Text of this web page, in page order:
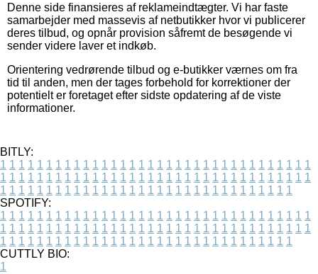
Denne side finansieres af reklameindtægter. Vi har faste
samarbejder med massevis af netbutikker hvor vi publicerer
deres tilbud, og opnår provision såfremt de besøgende vi
sender videre laver et indkøb.
Orientering vedrørende tilbud og e-butikker værnes om fra
tid til anden, men der tages forbehold for korrektioner der
potentielt er foretaget efter sidste opdatering af de viste
informationer.
BITLY:
1 1 1 1 1 1 1 1 1 1 1 1 1 1 1 1 1 1 1 1 1 1 1 1 1 1 1 1 1 1 1 1 1 1
1 1 1 1 1 1 1 1 1 1 1 1 1 1 1 1 1 1 1 1 1 1 1 1 1 1 1 1 1 1 1 1 1 1
1 1 1 1 1 1 1 1 1 1 1 1 1 1 1 1 1 1 1 1 1 1 1 1 1 1 1 1 1 1 1 1
SPOTIFY:
1 1 1 1 1 1 1 1 1 1 1 1 1 1 1 1 1 1 1 1 1 1 1 1 1 1 1 1 1 1 1 1 1 1
1 1 1 1 1 1 1 1 1 1 1 1 1 1 1 1 1 1 1 1 1 1 1 1 1 1 1 1 1 1 1 1 1 1
1 1 1 1 1 1 1 1 1 1 1 1 1 1 1 1 1 1 1 1 1 1 1 1 1 1 1 1 1 1 1 1
CUTTLY BIO:
1